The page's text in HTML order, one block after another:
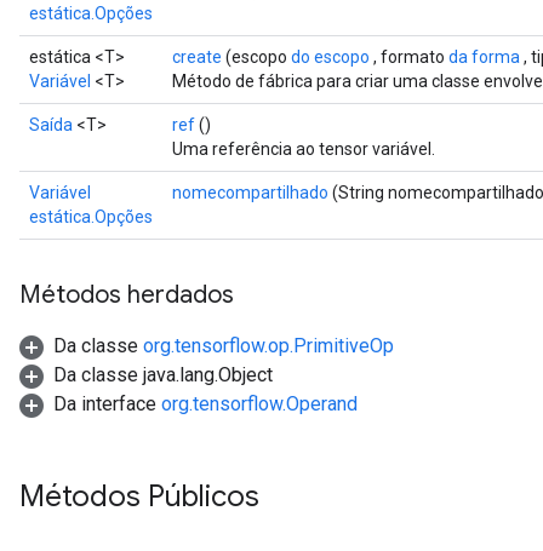
estática.Opções
estática <T>
Variável <T>
create (escopo do escopo , formato da forma ,
Método de fábrica para criar uma classe
Saída <T> ref()
Uma referência ao tensor variável.
Variável
estática.Opções
nomecompartilhado (String
Métodos herdados
Da classe org.tensorflow.op.PrimitiveOp
Da classe java.lang.Object
Da interface org.tensorflow.Operand
Métodos Públicos